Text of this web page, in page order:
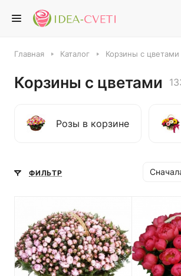
Главная Каталог Корзины с цветами
Корзины с цветами
Розы в корзине
ФИЛЬТР